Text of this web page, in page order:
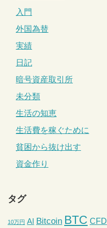
入門
外国為替
実績
日記
暗号資産取引所
未分類
生活の知恵
生活費を稼ぐために
貧困から抜け出す
資金作り
タグ
10万円 AI Bitcoin BTC CFD